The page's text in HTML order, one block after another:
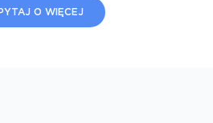
O WIĘCEJ